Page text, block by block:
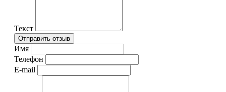
Текст
Имя
Телефон
E-mail